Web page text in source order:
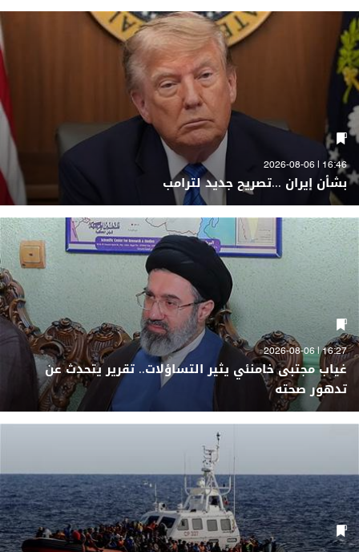
16:46 | 2026-08-06
بشأن إيران ...تصريح جديد لترامب
16:27 | 2026-08-06
غياب مجتبى خامنئي يثير التساؤلات.. تقرير يتحدث عن
تدهور صحته